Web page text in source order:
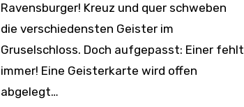
Ravensburger! Kreuz und quer schweben
die verschiedensten Geister im
Gruselschloss. Doch aufgepasst: Einer fehlt
immer! Eine Geisterkarte wird offen
abgelegt…